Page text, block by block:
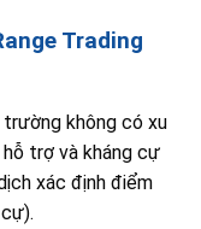
Trading
trường không có xu
trợ và kháng cự
xác định điểm